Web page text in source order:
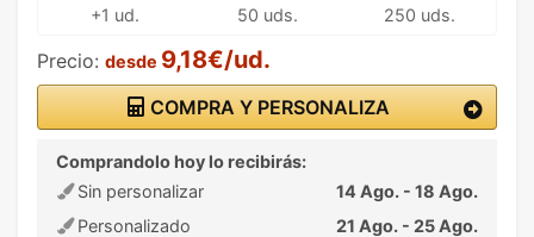
+1 ud. 50 uds. 250 uds.
Precio: desde 9,18€/ud.
COMPRA Y PERSONALIZA
Comprandolo hoy lo recibirás:
Sin personalizar
14 Ago. - 18 Ago.
Personalizado
21 Ago. - 25 Ago.